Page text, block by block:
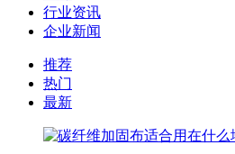
行业资讯
企业新闻
推荐
热门
最新